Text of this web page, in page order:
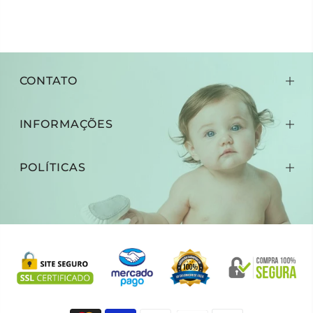
CONTATO
INFORMAÇÕES
POLÍTICAS